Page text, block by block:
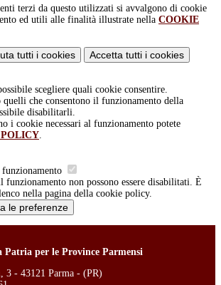
terzi da questo utilizzati si avvalgono di cookie
ed utili alle finalità illustrate nella COOKIE
tutti i cookies Accetta tutti i cookies
scegliere quali cookie consentire.
quelli che consentono il funzionamento della
disabilitarli.
i cookie necessari al funzionamento potete
funzionamento non possono essere disabilitati. È
nella pagina della cookie policy.
le preferenze
Patria per le Province Parmensi
3 - 43121 Parma - (PR)